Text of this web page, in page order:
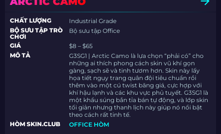
CHẤT LƯỢNG
Industrial Grade
BỘ SƯU TẬP TRÒ
CHƠI
Bộ sưu tập Office
GIÁ
$8 – $65
MÔ TẢ
G3SG1 | Arctic Camo là lựa chọn “phải có” cho
những ai thích phong cách skin vũ khí gọn
gàng, sạch sẽ và tinh tươm hơn. Skin này lấy
họa tiết ngụy trang quân đội tiêu chuẩn rồi
thêm vào một cú twist băng giá, cực hợp với
khí hậu lạnh và các khu vực phủ tuyết. G3SG1 là
một khẩu súng bắn tỉa bán tự động, và lớp skin
tối giản nhưng thanh lịch này giúp nó nổi bật
theo cách rất tinh tế.
HÒM SKIN.CLUB
OFFICE HÒM